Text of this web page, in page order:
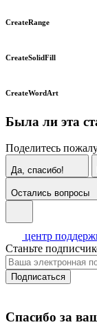
CreateRange
CreateSolidFill
CreateWordArt
Была ли эта
Поделитесь
Да, спасибо!
Остались вопросы
центр
Станьте
Подписаться
Спасибо за